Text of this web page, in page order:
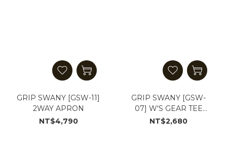
GRIP SWANY [GSW-11]
2WAY APRON
NT$4,790
GRIP SWANY [GSW-
07] W'S GEAR TEE
SHIRT
NT$2,680